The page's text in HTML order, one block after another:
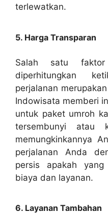
terlewatkan.
5. Harga Transparan
Salah satu
diperhitungkan
perjalanan
Indowisata memberi
untuk paket umroh
tersembunyi atau
memungkinkannya
perjalanan Anda
persis apakah
biaya dan layanan.
6. Layanan Tambahan